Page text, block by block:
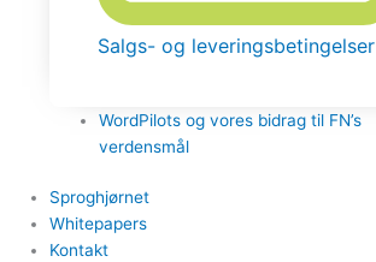
Salgs- og leveringsbetingelser
WordPilots og vores bidrag til FN’s
verdensmål
Sproghjørnet
Whitepapers
Kontakt